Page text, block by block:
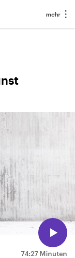
74:27 Minuten